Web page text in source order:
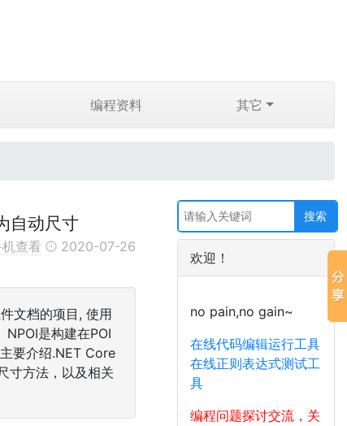
编程资料 其它
自动尺寸
查看 2020-07-26
文档的项目, 使用
是构建在POI
要介绍.NET Core
寸方法，以及相关
欢迎！
no pain,no gain~
在线代码编辑运行工具
在线正则表达式测试工
具
编程问题探讨交流，关